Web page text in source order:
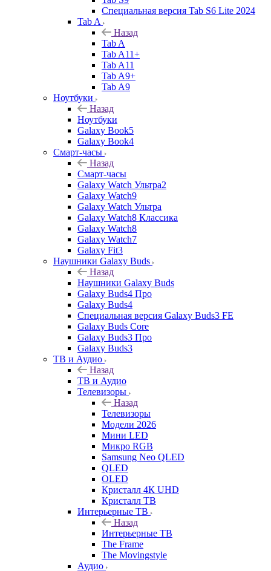
Специальная версия Tab S6 Lite 2024
Tab A
Назад
Tab A
Tab A11+
Tab A11
Tab A9+
Tab A9
Ноутбуки
Назад
Ноутбуки
Galaxy Book5
Galaxy Book4
Смарт-часы
Назад
Смарт-часы
Galaxy Watch Ультра2
Galaxy Watch9
Galaxy Watch Ультра
Galaxy Watch8 Классика
Galaxy Watch8
Galaxy Watch7
Galaxy Fit3
Наушники Galaxy Buds
Назад
Наушники Galaxy Buds
Galaxy Buds4 Про
Galaxy Buds4
Специальная версия Galaxy Buds3 FE
Galaxy Buds Core
Galaxy Buds3 Про
Galaxy Buds3
ТВ и Аудио
Назад
ТВ и Аудио
Телевизоры
Назад
Телевизоры
Модели 2026
Мини LED
Микро RGB
Samsung Neo QLED
QLED
OLED
Кристалл 4К UHD
Кристалл ТВ
Интерьерные ТВ
Назад
Интерьерные ТВ
The Frame
The Movingstyle
Аудио